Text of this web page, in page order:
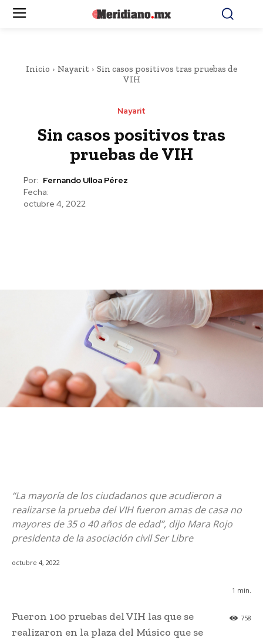
Inicio Nayarit
Sin casos positivos tras pruebas de
VIH
Nayarit
Sin casos positivos tras
pruebas de VIH
Por: Fernando Ulloa Pérez
Fecha:
octubre 4, 2022
“La mayoría de los ciudadanos que acudieron a
realizarse la prueba del VIH fueron amas de casa no
mayores de 35 o 40 años de edad”, dijo Mara Rojo
presidenta de la asociación civil Ser Libre
octubre 4, 2022
1 min.
758
Fueron 100 pruebas del VIH las que se
realizaron en la plaza del Músico que se